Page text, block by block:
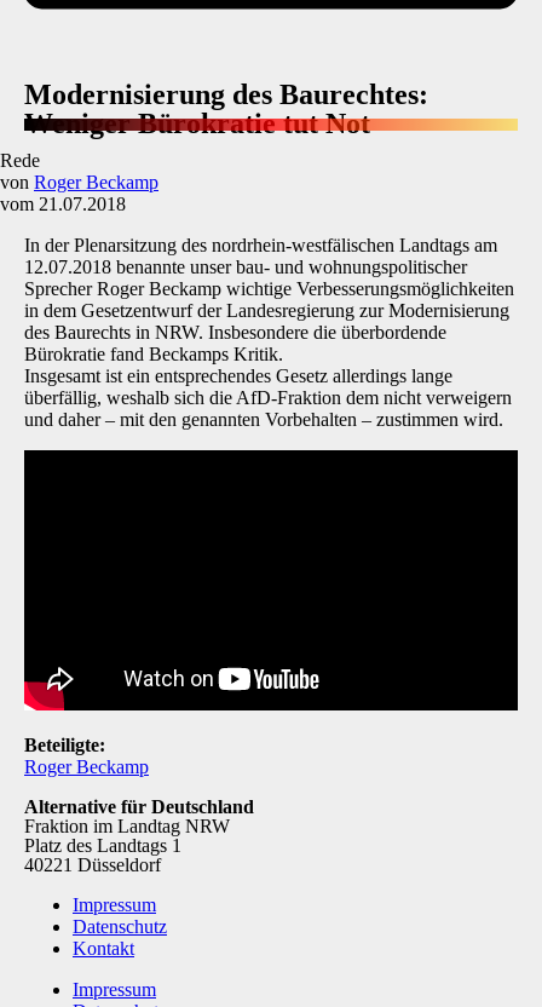
Modernisierung des Baurechtes:
Weniger Bürokratie tut Not
Rede
von Roger Beckamp
vom 21.07.2018
In der Plenarsitzung des nordrhein-westfälischen Landtags am
12.07.2018 benannte unser bau- und wohnungspolitischer
Sprecher Roger Beckamp wichtige Verbesserungsmöglichkeiten
in dem Gesetzentwurf der Landesregierung zur Modernisierung
des Baurechts in NRW. Insbesondere die überbordende
Bürokratie fand Beckamps Kritik.
Insgesamt ist ein entsprechendes Gesetz allerdings lange
überfällig, weshalb sich die AfD-Fraktion dem nicht verweigern
und daher – mit den genannten Vorbehalten – zustimmen wird.
Beteiligte:
Roger Beckamp
Alternative für Deutschland
Fraktion im Landtag NRW
Platz des Landtags 1
40221 Düsseldorf
Impressum
Datenschutz
Kontakt
Impressum